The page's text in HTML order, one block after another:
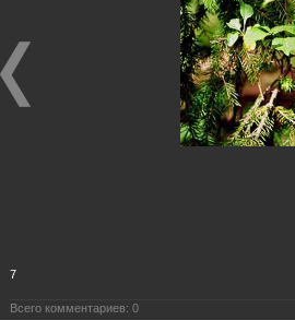
7
Всего комментариев: 0